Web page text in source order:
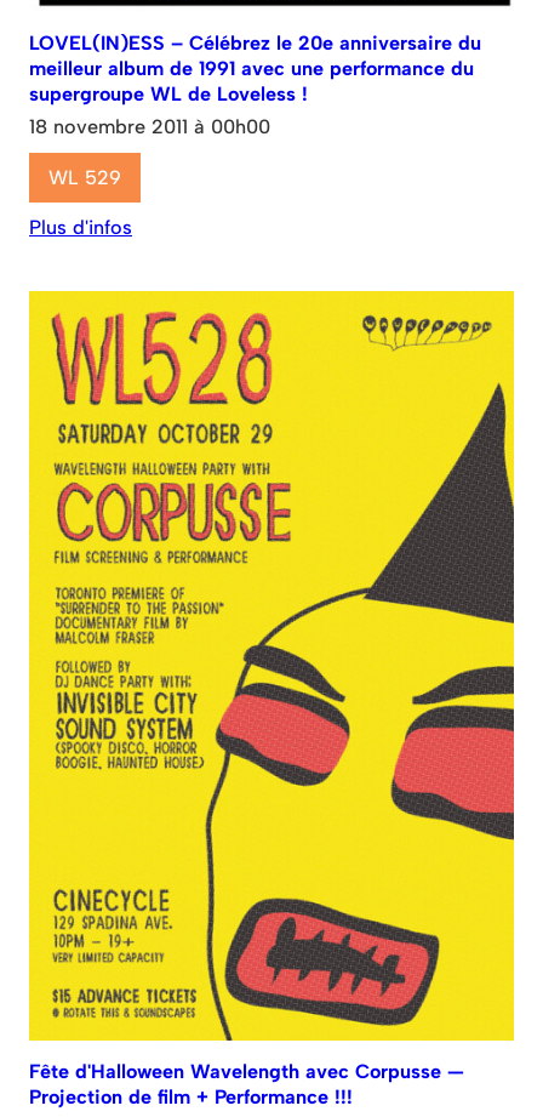
LOVEL(IN)ESS – Célébrez le 20e anniversaire du
meilleur album de 1991 avec une performance du
supergroupe WL de Loveless !
18 novembre 2011 à 00h00
WL 529
Plus d'infos
Fête d'Halloween Wavelength avec Corpusse —
Projection de film + Performance !!!